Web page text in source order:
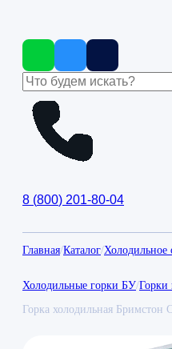
8 (800) 201-80-04
Главная/Каталог/Холодильное
Холодильные горки БУ/Горки
Горка холодильная Бримстон